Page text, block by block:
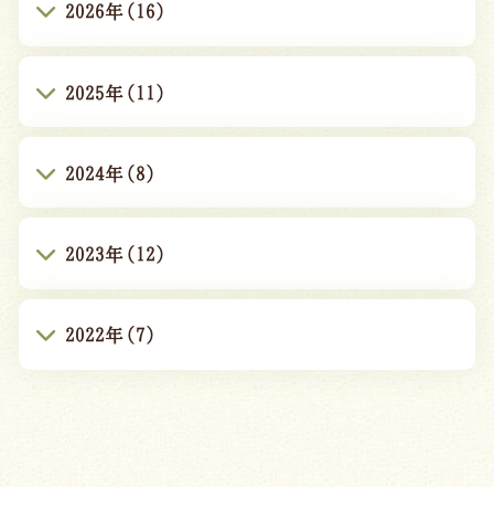
2026年(16)
2025年(11)
2024年(8)
2023年(12)
2022年(7)